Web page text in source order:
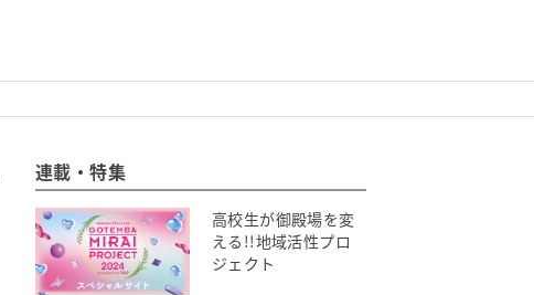
連載・特集
高校生が御殿場を変
える!!地域活性プロ
ジェクト